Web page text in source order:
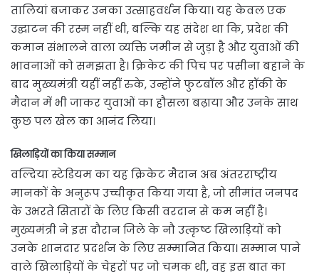
तालियां बजाकर उनका उत्साहवर्धन किया। यह केवल एक
उद्घाटन की रस्म नहीं थी, बल्कि यह संदेश था कि, प्रदेश की
कमान संभालने वाला व्यक्ति जमीन से जुड़ा है और युवाओं की
भावनाओं को समझता है। क्रिकेट की पिच पर पसीना बहाने के
बाद मुख्यमंत्री यहीं नहीं रुके, उन्होंने फुटबॉल और हॉकी के
मैदान में भी जाकर युवाओं का हौसला बढ़ाया और उनके साथ
कुछ पल खेल का आनंद लिया।
खिलाड़ियों का किया सम्मान
वल्दिया स्टेडियम का यह क्रिकेट मैदान अब अंतरराष्ट्रीय
मानकों के अनुरूप उच्चीकृत किया गया है, जो सीमांत जनपद
के उभरते सितारों के लिए किसी वरदान से कम नहीं है।
मुख्यमंत्री ने इस दौरान जिले के नौ उत्कृष्ट खिलाड़ियों को
उनके शानदार प्रदर्शन के लिए सम्मानित किया। सम्मान पाने
वाले खिलाड़ियों के चेहरों पर जो चमक थी, वह इस बात का